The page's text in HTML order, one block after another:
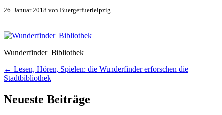
26. Januar 2018 von Buergerfuerleipzig
Wunderfinder_Bibliothek
Artikel-
Navigation
← Lesen, Hören, Spielen: die Wunderfinder erforschen die
Stadtbibliothek
Neueste Beiträge